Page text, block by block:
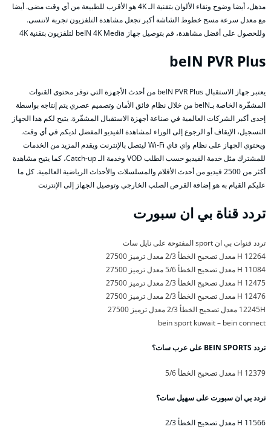
مذهل، أيضا وضوح ونقاء الألوان بتقنية الـ 4K هو الأقرب للطبيعة من أي وقت مضى. أيضا
مع معدل سرعة مسح خطوط الشاشة أكبر تجعل مشاهدة التلفزيون تجربة لاتنسى.
وللحصول على أفضل مشاهدة، قم بتوصيل جهاز beIN 4K Media لتلفزيون بتقنية 4K
beIN PVR Plus
يعتبر جهاز الاستقبال beIN PVR Plus من أحدث الأجهزة التي توفر محتوى القنوات
المشفّرة الخاصة بـbeIN من خلال نظام فائق الأمان وتصميم عصري يتم إنتاجه بواسطة
إحدى أكبر الشركات العالمية في صناعة أجهزة الاستقبال المشفّرة. يتيح لكم هذا الجهاز
التسجيل، الإيقاف أو الرجوع إلى الوراء لمشاهدة الفيديو المفضل لديكم في أي وقت.
ويحتوي الجهاز على نظام واي فاي Wi-Fi ليتصل بالإنترنت ويقدم المزيد من الخدمات
للمشترك مثل خدمة الفيديو حسب الطلب VOD وخدمة الـ Catch-up، كما يتيح مشاهدة
أكثر من 2500 فيديو من أحدث الأفلام والمسلسلات والأحداث الرياضية العالمية. كل ما
عليكم القيام به هو إضافة القرص الصلب الخارجي وتوصيل الجهاز إلى الإنترنت
تردد قناة بي ان سبورت
تردد قنوات بي ان sport المفتوحة على نايل سات
12264 H معدل تصحيح الخطأ 2/3 معدل ترميز 27500
11084 H معدل تصحيح الخطأ 5/6 معدل ترميز 27500
12475 H معدل تصحيح الخطأ 2/3 معدل ترميز 27500
12476 H معدل تصحيح الخطأ 2/3 معدل ترميز 27500
12245H معدل تصحيح الخطأ 2/3 معدل ترميز 27500
bein sport kuwait – bein connect
تردد BEIN SPORTS على عرب سات؟
12379 H معدل تصحيح الخطأ 5/6
تردد بي ان سبورت على سهيل سات؟
11566 H معدل تصحيح الخطأ 2/3